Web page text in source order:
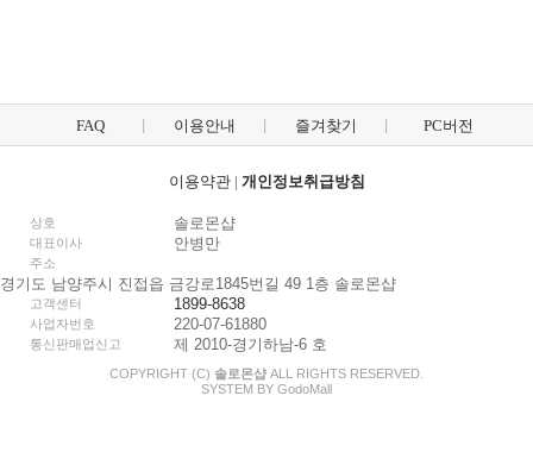
FAQ 이용안내 즐겨찾기 PC버전
이용약관| 개인정보취급방침
상호 솔로몬샵
대표이사 안병만
주소
경기도 남양주시 진접읍 금강로1845번길 49 1층 솔로몬샵
고객센터 1899-8638
사업자번호 220-07-61880
통신판매업신고 제 2010-경기하남-6 호
COPYRIGHT (C) 솔로몬샵 ALL RIGHTS RESERVED.
SYSTEM BY GodoMall